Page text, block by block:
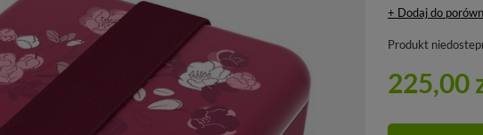
+ Dodaj do
Produkt
225,00